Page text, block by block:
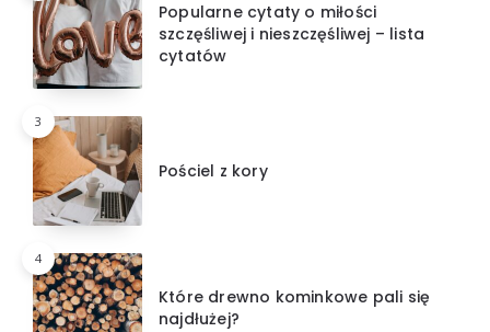
Popularne cytaty o miłości
szczęśliwej i nieszczęśliwej – lista
cytatów
3
Pościel z kory
4
Które drewno kominkowe pali się
najdłużej?